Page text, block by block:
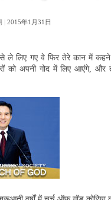
2015年1月31日
ले लिए गए वे फिर तेरे कान में कहने
को अपनी गोद में लिए आएंगे, और